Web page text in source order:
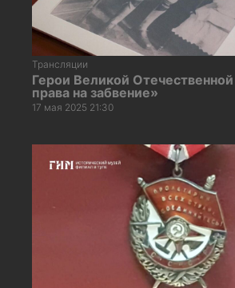
Трансляции
Герои Великой
права на забвение»
17 мая 2025 21:30